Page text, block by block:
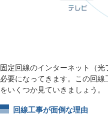
固定回線のインターネット（
必要になってきます。この回
をいくつか見ていきましょう。
回線工事が面倒な理由